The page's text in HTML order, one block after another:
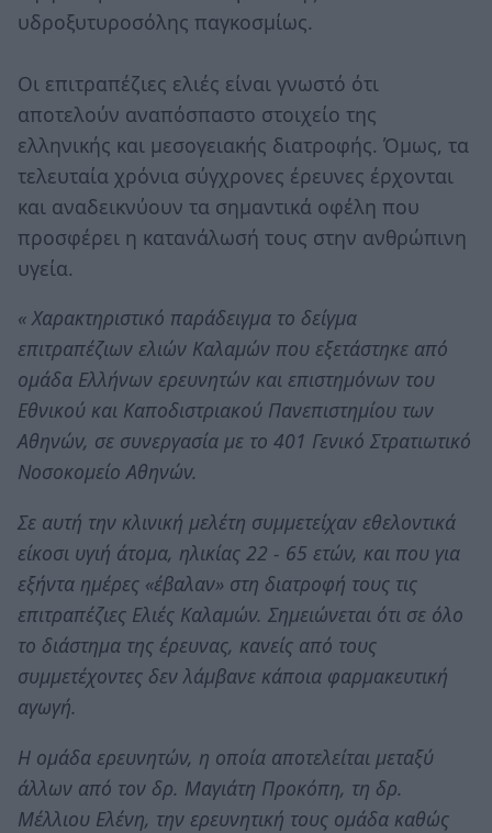
υδροξυτυροσόλης παγκοσμίως.
Οι επιτραπέζιες ελιές είναι γνωστό ότι
αποτελούν αναπόσπαστο στοιχείο της
ελληνικής και μεσογειακής διατροφής. Όμως, τα
τελευταία χρόνια σύγχρονες έρευνες έρχονται
και αναδεικνύουν τα σημαντικά οφέλη που
προσφέρει η κατανάλωσή τους στην ανθρώπινη
υγεία.
« Χαρακτηριστικό παράδειγμα το δείγμα
επιτραπέζιων ελιών Καλαμών που εξετάστηκε από
ομάδα Ελλήνων ερευνητών και επιστημόνων του
Εθνικού και Καποδιστριακού Πανεπιστημίου των
Αθηνών, σε συνεργασία με το 401 Γενικό Στρατιωτικό
Νοσοκομείο Αθηνών.
Σε αυτή την κλινική μελέτη συμμετείχαν εθελοντικά
είκοσι υγιή άτομα, ηλικίας 22 - 65 ετών, και που για
εξήντα ημέρες «έβαλαν» στη διατροφή τους τις
επιτραπέζιες Ελιές Καλαμών. Σημειώνεται ότι σε όλο
το διάστημα της έρευνας, κανείς από τους
συμμετέχοντες δεν λάμβανε κάποια φαρμακευτική
αγωγή.
Η ομάδα ερευνητών, η οποία αποτελείται μεταξύ
άλλων από τον δρ. Μαγιάτη Προκόπη, τη δρ.
Μέλλιου Ελένη, την ερευνητική τους ομάδα καθώς